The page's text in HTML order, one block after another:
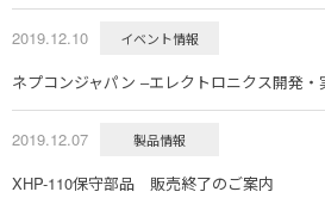
2019.12.10 イベント情報
ネプコンジャパン ‒エレクトロニクス開発
2019.12.07 製品情報
XHP-110保守部品 販売終了のご案内